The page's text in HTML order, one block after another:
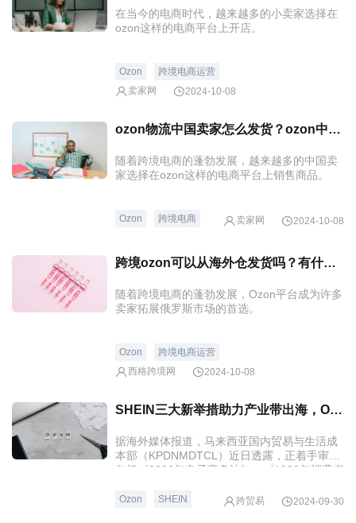
在当今的电商时代，越来越多的小卖家选择在
ozon这样的电商平台上开店。
Ozon
跨境电商运营
卖家网
2024-10-08
ozon物流中国卖家怎么发货？ozon中国卖家如何入驻？
随着跨境电商的蓬勃发展，越来越多的中国卖
家选择在ozon这样的电商平台上销售商品。
Ozon 跨境电商 卖家网 2024-10-08
跨境ozon可以从海外仓发货吗？有什么风险？
随着跨境电商的蓬勃发展，Ozon平台成为许多
卖家拓展俄罗斯市场的首选。
Ozon
跨境电商运营
西格跨境网
2024-10-08
SHEIN三大新举措助力产业带出海，Ozon调整推广策略，Wildberries新增潮流板块
据海外媒体报道，马来西亚国内贸易与生活成
本部（KPDNMDTCL）近日透露，正着手审查
包括《2006年电子商务法》、《1999年消费者
易）规定》在内的多项电商相关法律，旨在更
Ozon SHEIN 跨贸易 2024-09-30